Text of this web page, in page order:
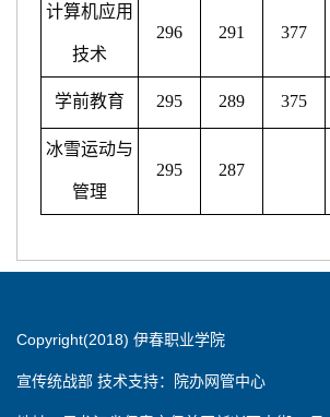
计算机应用
技术
296 291 377
学前教育 295 289 375
冰雪运动与
管理
295 287
Copyright(2018) 伊春职业学院
宣传统战部 技术支持：院办网管中心